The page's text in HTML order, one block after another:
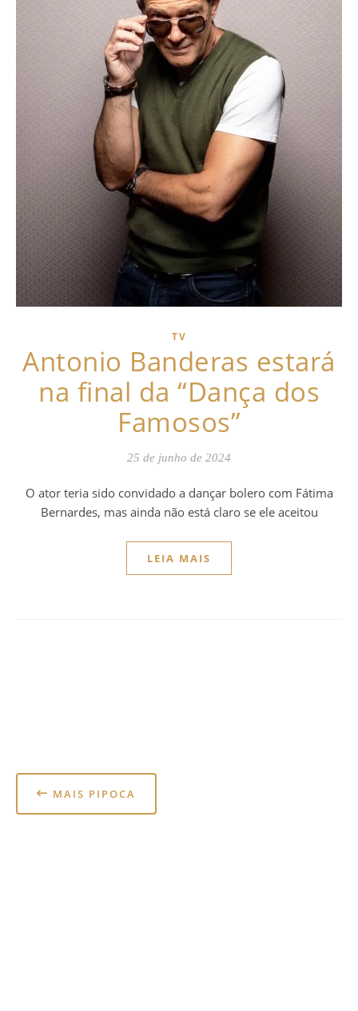
TV
Antonio Banderas estará
na final da “Dança dos
Famosos”
25 de junho de 2024
O ator teria sido convidado a dançar bolero com Fátima
Bernardes, mas ainda não está claro se ele aceitou
LEIA MAIS
MAIS PIPOCA